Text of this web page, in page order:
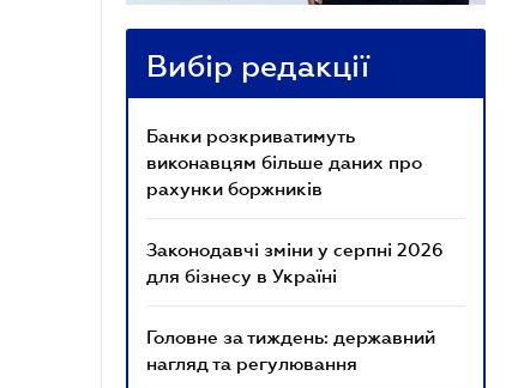
Вибір редакції
Банки розкриватимуть
виконавцям більше даних про
рахунки боржників
Законодавчі зміни у серпні 2026
для бізнесу в Україні
Головне за тиждень: державний
нагляд та регулювання